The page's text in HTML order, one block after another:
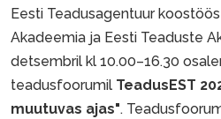
Eesti Teadusagentuur
Akadeemia ja Eesti Teaduste
detsembril kl 10.00–16.30
teadusfoorumil TeadusEST
muutuvas ajas".